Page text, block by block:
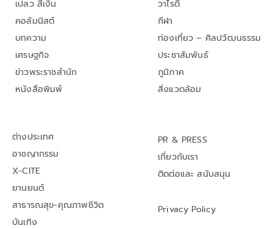
เปลว สีเงิน
คอลัมนิสต์
บทความ
เศรษฐกิจ
ข่าวพระราชสำนัก
หนังสือพิมพ์
วาไรตี้
กีฬา
ท่องเที่ยว – ศิลปวัฒนธรรม
ประชาสัมพันธ์
ภูมิภาค
สิ่งแวดล้อม
ต่างประเทศ
อาชญากรรม
X-CITE
ยานยนต์
สาธารณสุข-คุณภาพชีวิต
บันเทิง
PR & PRESS
เกี่ยวกับเรา
ติดต่อและ สนับสนุน
Privacy Policy